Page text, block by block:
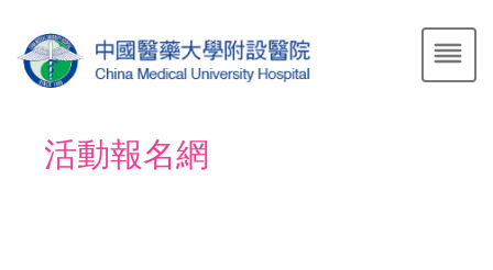
活動報名網